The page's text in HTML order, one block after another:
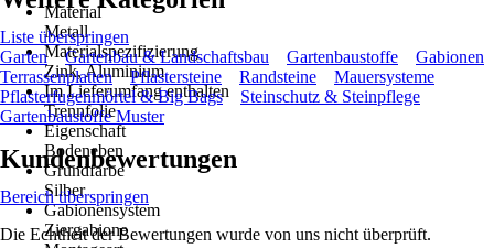
Material
Metall
Materialspezifizierung
Zink, Aluminium
Im Lieferumfang enthalten
Trennfolie
Eigenschaft
Bodeneben
Grundfarbe
Silber
Gabionensystem
Ziergabione
Liste überspringen
Garten
Gartenbau & Landschaftsbau Gartenbaustoffe
Gabionen
Terrassenplatten
Pflastersteine Randsteine
Mauersysteme
Pflasterfugenmörtel & Big Bags
Steinschutz & Steinpflege
Gartenbaustoffe Muster
Kundenbewertungen
Bereich überspringen
Die Echtheit der Bewertungen wurde von uns nicht überprüft.